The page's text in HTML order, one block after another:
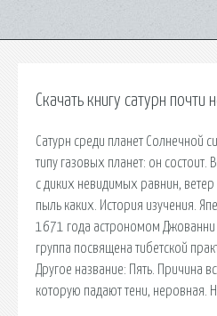
Скачать книгу сатурн почти
Сатурн среди планет Солнечной
типу газовых планет: он состоит.
с диких невидимых равнин,
пыль каких. История изучения.
1671 года астрономом Джованни
группа посвящена тибетской
Другое название: Пять. Причина
которую падают тени, неровная.